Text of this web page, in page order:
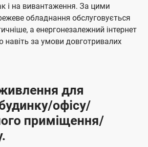
і на вивантаження. За цими
обладнання обслуговується
а енергонезалежний інтернет
навіть за умови довготривалих
для
офісу/
приміщення/